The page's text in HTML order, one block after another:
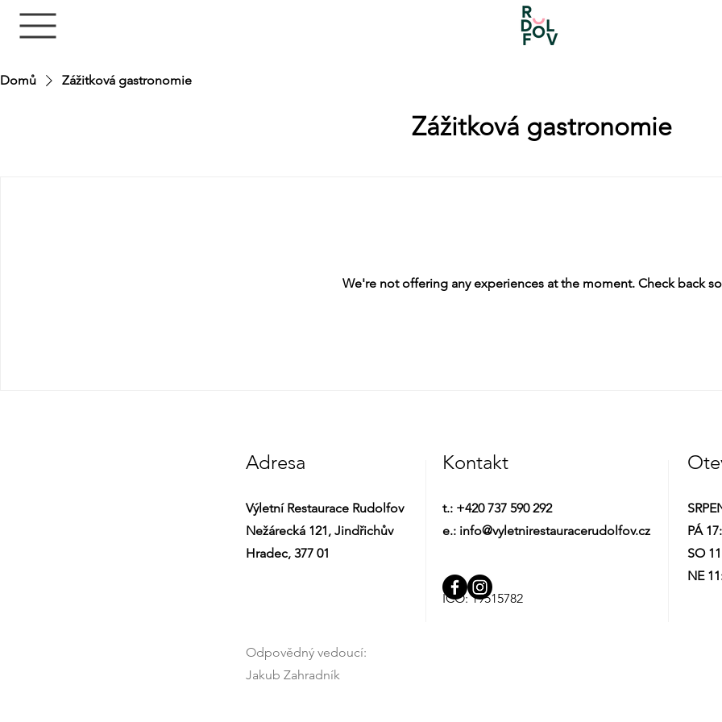
Domů Zážitková gastronomie
Zážitková gastronomie
We're not offering any experiences at the moment. Check back
t.: +420 737 590 292
e.: info@vyletnirestauracerudolfov.cz
IČO: 19515782
Výletní Restaurace Rudolfov
Nežárecká 121, Jindřichův
Hradec, 377 01
Kontakt
Adresa
Odpovědný vedoucí:
Jakub Zahradník
PÁ
SO
NE